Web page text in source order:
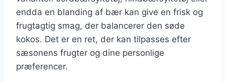
endda en blanding af bær kan give en frisk og
frugtagtig smag, der balancerer den søde
kokos. Det er en ret, der kan tilpasses efter
sæsonens frugter og dine personlige
præferencer.